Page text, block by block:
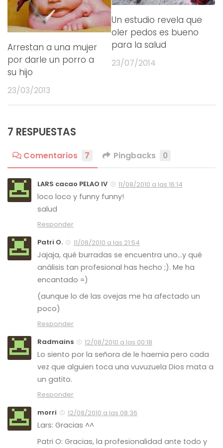
Arrestan a una mujer
por darle un porro a
su hijo
23/03/2013
Un estudio revela que
oler pedos es bueno
para la salud
23/07/2014
7 RESPUESTAS
Comentarios 7 Pingbacks 0
LARS cacao PELAO IV 11/08/2010 a las 16:14
loco loco y funny funny!
salud
Responder
Patri O.
11/08/2010 a las 21:54
Jajaja, qué burradas se encuentra uno…y qué
análisis tan profesional has hecho ;). Me ha
encantado =)
(aunque lo de las ovejas me ha afectado un
poco)
Responder
Radmains
12/08/2010 a las 00:18
Lo siento por la señora de le haernia pero cada
vez que alguien toca una vuvuzuela Dios mata a
un gatito.
Responder
morri
12/08/2010 a las 08:36
Lars: Gracias ^^
Patri O: Gracias, la profesionalidad ante todo y